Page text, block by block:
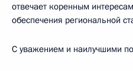
отвечает коренным
обеспечения региональной
С уважением и наилучшими